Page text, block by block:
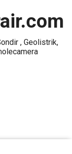
, Geolistrik,